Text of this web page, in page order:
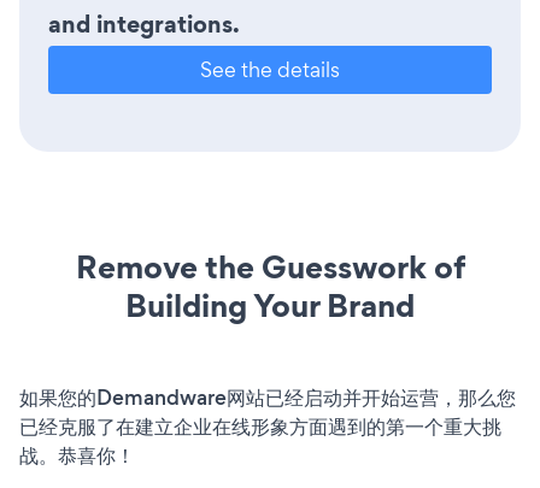
and integrations.
See the details
Remove the Guesswork of
Building Your Brand
如果您的Demandware网站已经启动并开始运营，那么您
已经克服了在建立企业在线形象方面遇到的第一个重大挑
战。恭喜你！